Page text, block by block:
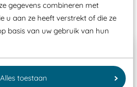
gegevens combineren met
u aan ze heeft verstrekt of die ze
basis van uw gebruik van hun
Alles toestaan
met